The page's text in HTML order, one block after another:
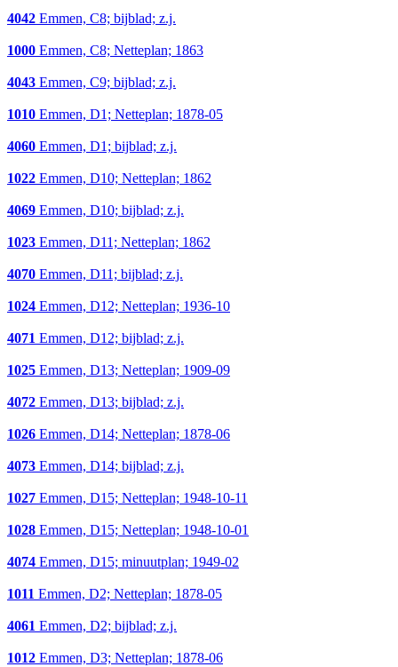
4042 Emmen, C8; bijblad; z.j.
1000 Emmen, C8; Netteplan; 1863
4043 Emmen, C9; bijblad; z.j.
1010 Emmen, D1; Netteplan; 1878-05
4060 Emmen, D1; bijblad; z.j.
1022 Emmen, D10; Netteplan; 1862
4069 Emmen, D10; bijblad; z.j.
1023 Emmen, D11; Netteplan; 1862
4070 Emmen, D11; bijblad; z.j.
1024 Emmen, D12; Netteplan; 1936-10
4071 Emmen, D12; bijblad; z.j.
1025 Emmen, D13; Netteplan; 1909-09
4072 Emmen, D13; bijblad; z.j.
1026 Emmen, D14; Netteplan; 1878-06
4073 Emmen, D14; bijblad; z.j.
1027 Emmen, D15; Netteplan; 1948-10-11
1028 Emmen, D15; Netteplan; 1948-10-01
4074 Emmen, D15; minuutplan; 1949-02
1011 Emmen, D2; Netteplan; 1878-05
4061 Emmen, D2; bijblad; z.j.
1012 Emmen, D3; Netteplan; 1878-06